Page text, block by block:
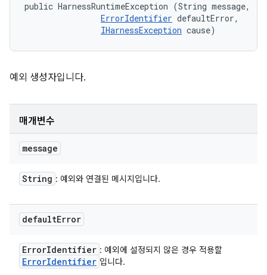
public HarnessRuntimeException (String message,
ErrorIdentifier defaultError,
IHarnessException cause)
예외 생성자입니다.
매개변수
message
String : 예외와 연결된 메시지입니다.
defaultError
ErrorIdentifier : 예외에 설정되지 않은 경우 적용할
ErrorIdentifier 입니다.